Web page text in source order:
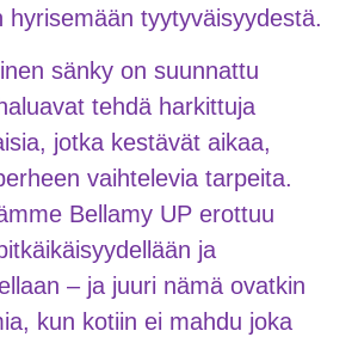
hyrisemään tyytyväisyydestä.
sänky on suunnattu
tehdä harkittuja
jotka kestävät aikaa,
vaihtelevia tarpeita.
Bellamy UP erottuu
ja
– ja juuri nämä ovatkin
kun kotiin ei mahdu joka